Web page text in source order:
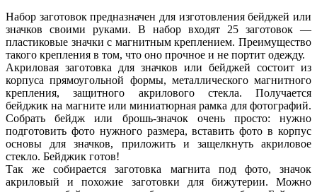
Набор заготовок предназначен для изготовления бейджей или
значков своими руками. В набор входят 25 заготовок —
пластиковые значки с магнитным креплением. Преимущество
такого крепления в том, что оно прочное и не портит одежду.
Акриловая заготовка для значков или бейджей состоит из
корпуса прямоугольной формы, металлического магнитного
крепления, защитного акрилового стекла. Получается
бейджик на магните или миниатюрная рамка для фотографий.
Собрать бейдж или брошь-значок очень просто: нужно
подготовить фото нужного размера, вставить фото в корпус
основы для значков, приложить и защелкнуть акриловое
стекло. Бейджик готов!
Так же собирается заготовка магнита под фото, значок
акриловый и похожие заготовки для бижутерии. Можно